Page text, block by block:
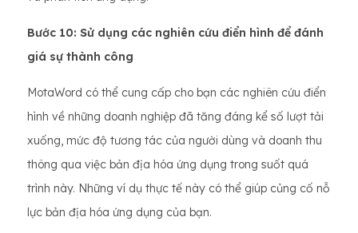
Bước 10: Sử dụng các nghiên cứu điển hình để đánh
giá sự thành công
MotaWord có thể cung cấp cho bạn các nghiên cứu điển
hình về những doanh nghiệp đã tăng đáng kể số lượt tải
xuống, mức độ tương tác của người dùng và doanh thu
thông qua việc bản địa hóa ứng dụng trong suốt quá
trình này. Những ví dụ thực tế này có thể giúp củng cố nỗ
lực bản địa hóa ứng dụng của bạn.